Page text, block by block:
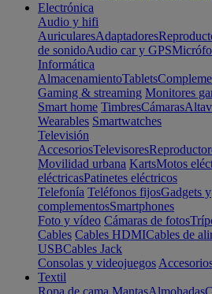
Electrónica
Audio y hifi
AuricularesAdaptadores
de sonidoAudio car y GPS
Informática
AlmacenamientoTablets
Gaming & streaming Monitores
Smart home TimbresCámaras
Wearables Smartwatches
Televisión
AccesoriosTelevisores
Movilidad urbana KartsMotos
eléctricasPatinetes eléctricos
Telefonía Teléfonos fijosGadgets y
complementosSmartphones
Foto y vídeo Cámaras de fotos
Cables Cables HDMICables de
USBCables Jack
Consolas y videojuegos
Textil
Ropa de cama MantasAlmohadas